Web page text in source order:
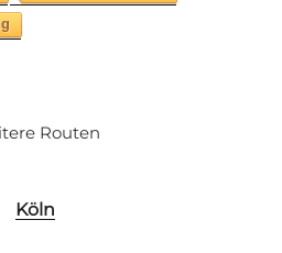
Routen
Köln